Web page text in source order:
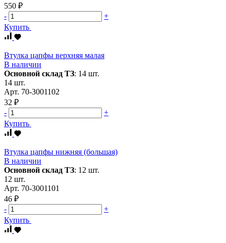
550 ₽
-
+
Купить
Втулка цапфы верхняя малая
В наличии
Основной склад ТЗ: 14 шт.
14 шт.
Арт. 70-3001102
32 ₽
-
+
Купить
Втулка цапфы нижняя (большая)
В наличии
Основной склад ТЗ: 12 шт.
12 шт.
Арт. 70-3001101
46 ₽
-
+
Купить